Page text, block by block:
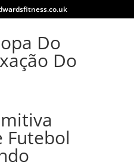
Do
Do
Futebol